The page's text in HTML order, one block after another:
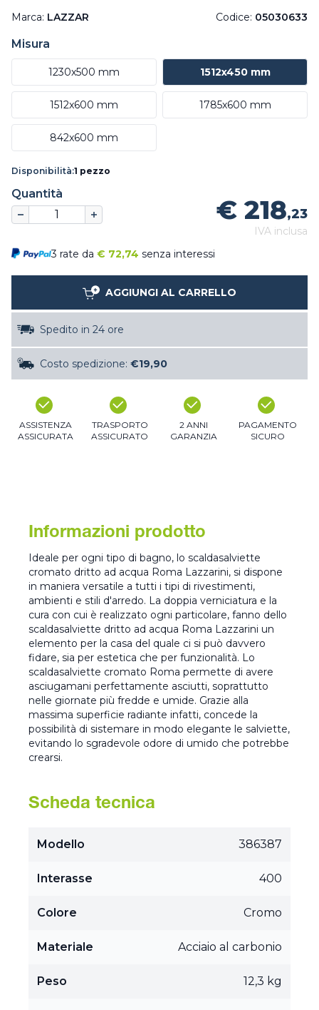
Marca: LAZZAR Codice: 05030633
Misura
1230x500 mm 1512x450 mm
1512x600 mm 1785x600 mm
842x600 mm
Disponibilità:1 pezzo
Quantità
€ 218,23
IVA inclusa
3 rate da € 72,74 senza interessi
AGGIUNGI AL CARRELLO
Spedito in 24 ore
Costo spedizione: €19,90
ASSISTENZA
ASSICURATA
TRASPORTO
ASSICURATO
2 ANNI
GARANZIA
PAGAMENTO
SICURO
Informazioni prodotto
Ideale per ogni tipo di bagno, lo scaldasalviette
cromato dritto ad acqua Roma Lazzarini, si dispone
in maniera versatile a tutti i tipi di rivestimenti,
ambienti e stili d'arredo. La doppia verniciatura e la
cura con cui è realizzato ogni particolare, fanno dello
scaldasalviette dritto ad acqua Roma Lazzarini un
elemento per la casa del quale ci si può davvero
fidare, sia per estetica che per funzionalità. Lo
scaldasalviette cromato Roma permette di avere
asciugamani perfettamente asciutti, soprattutto
nelle giornate più fredde e umide. Grazie alla
massima superficie radiante infatti, concede la
possibilità di sistemare in modo elegante le salviette,
evitando lo sgradevole odore di umido che potrebbe
crearsi.
Scheda tecnica
Modello 386387
Interasse 400
Colore Cromo
Materiale Acciaio al carbonio
Peso 12,3 kg